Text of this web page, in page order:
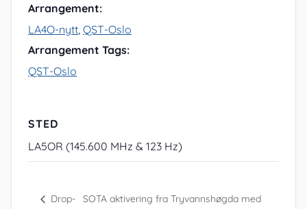
Arrangement:
LA4O-nytt QST-Oslo
Arrangement Tags:
QST-Oslo
STED
LA5OR (145.600 MHz & 123 Hz)
Drop-
SOTA aktivering fra Tryvannshøgda med